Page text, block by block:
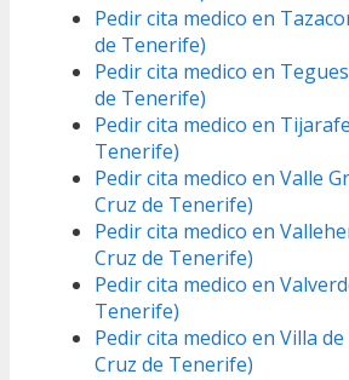
Pedir cita medico en
de Tenerife)
Pedir cita medico en
de Tenerife)
Pedir cita medico en
Tenerife)
Pedir cita medico en Valle
Cruz de Tenerife)
Pedir cita medico en
Cruz de Tenerife)
Pedir cita medico en
Tenerife)
Pedir cita medico en Villa
Cruz de Tenerife)